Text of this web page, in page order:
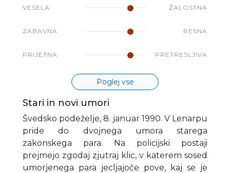
VESELA ŽALOSTNA
ZABAVNA RESNA
PRIJETNA PRETRESLJIVA
Poglej vse
Stari in novi umori
Švedsko podeželje, 8. januar 1990. V Lenarpu
pride do dvojnega umora starega
zakonskega para. Na policijski postaji
prejmejo zgodaj zjutraj klic, v katerem sosed
umorjenega para jecljajoče pove, kaj se je